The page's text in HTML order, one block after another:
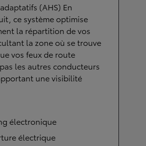
(AHS) En
ce système optimise
la répartition de vos
la zone où se trouve
vos feux de route
les autres conducteurs
une visibilité
électronique
électrique